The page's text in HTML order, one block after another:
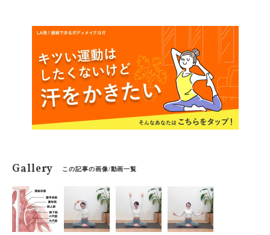
Gallery この記事の画像/動画一覧